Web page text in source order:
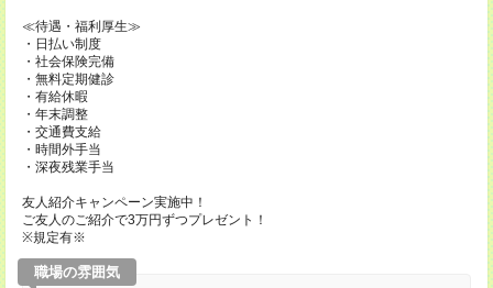
≪待遇・福利厚生≫
・日払い制度
・社会保険完備
・無料定期健診
・有給休暇
・年末調整
・交通費支給
・時間外手当
・深夜残業手当
友人紹介キャンペーン実施中！
ご友人のご紹介で3万円ずつプレゼント！
※規定有※
職場の雰囲気